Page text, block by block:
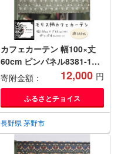
カフェカーテン 幅100×丈
60cm ピンパネル8381-12
Fabric by ベストオブモリ
ス【1640733】
寄附金額： 12,000 円
ふるさとチョイス
長野県 茅野市